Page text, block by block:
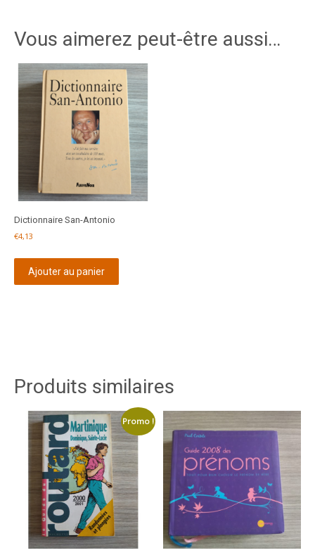
Vous aimerez peut-être aussi…
Dictionnaire San-Antonio
€4,13
Ajouter au panier
Produits similaires
Promo !